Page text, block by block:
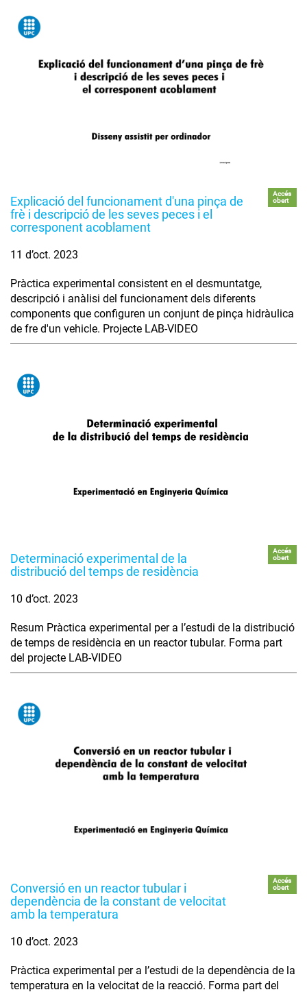
Explicació del funcionament d'una pinça de
frè i descripció de les seves peces i el
corresponent acoblament
Accés
obert
11 d’oct. 2023
Pràctica experimental consistent en el desmuntatge,
descripció i anàlisi del funcionament dels diferents
components que configuren un conjunt de pinça hidràulica
de fre d'un vehicle. Projecte LAB-VIDEO
Determinació experimental de la
distribució del temps de residència
Accés
obert
10 d’oct. 2023
Resum Pràctica experimental per a l’estudi de la distribució
de temps de residència en un reactor tubular. Forma part
del projecte LAB-VIDEO
Conversió en un reactor tubular i
dependència de la constant de velocitat
amb la temperatura
Accés
obert
10 d’oct. 2023
Pràctica experimental per a l’estudi de la dependència de la
temperatura en la velocitat de la reacció. Forma part del